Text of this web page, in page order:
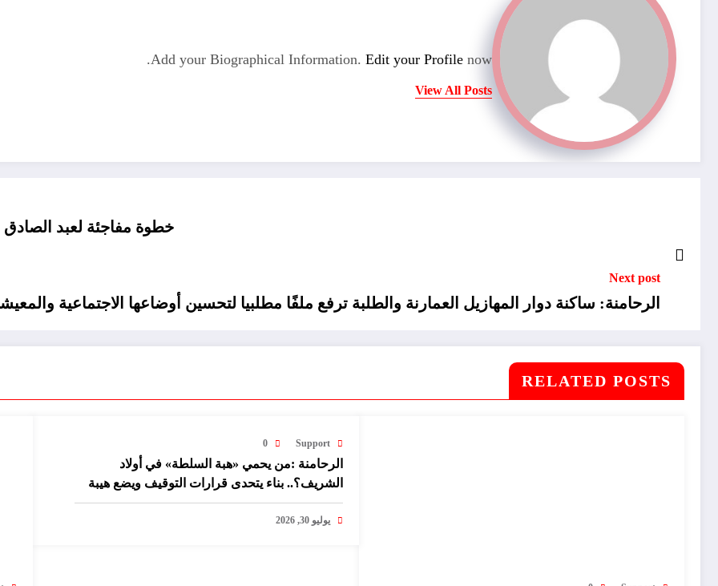
Add your Biographical Information. Edit your Profile now.
View All Posts
خطوة مفاجئة لعبد الصادق
Next post
الرحامنة: ساكنة دوار المهازيل العمارنة والطلبة ترفع ملفًا مطلبيا لتحسين أوضاعها الاجتماعية
RELATED POSTS
Support
0
الرحامنة :من يحمي «هبة السلطة» في أولاد
الشريف؟.. بناء يتحدى قرارات التوقيف ويضع هيبة
القانون على المحك!
يوليو 30, 2026